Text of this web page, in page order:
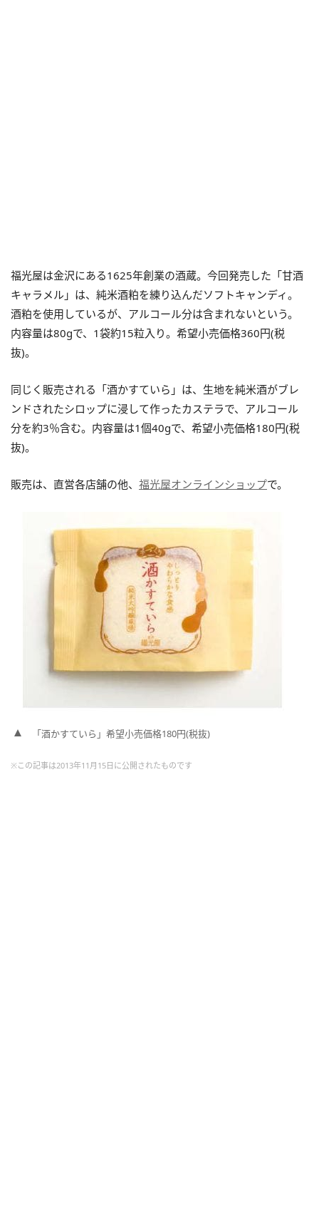
福光屋は金沢にある1625年創業の酒蔵。今回発売した「甘酒
キャラメル」は、純米酒粕を練り込んだソフトキャンディ。
酒粕を使用しているが、アルコール分は含まれないという。
内容量は80gで、1袋約15粒入り。希望小売価格360円(税
抜)。
同じく販売される「酒かすていら」は、生地を純米酒がブレ
ンドされたシロップに浸して作ったカステラで、アルコール
分を約3％含む。内容量は1個40gで、希望小売価格180円(税
抜)。
販売は、直営各店舗の他、 福光屋オンラインショップで。
「酒かすていら」希望小売価格180円(税抜)
※この記事は2013年11月15日に公開されたものです